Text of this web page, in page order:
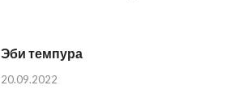
Эби темпура
20.09.2022